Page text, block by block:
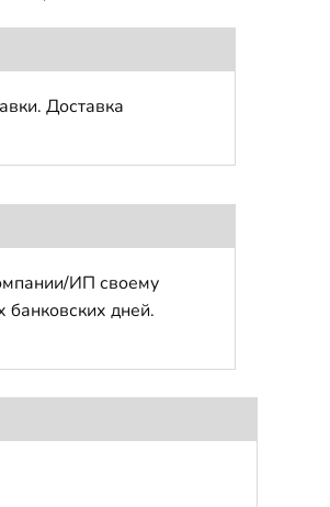
Доставка
ИП своему
дней.